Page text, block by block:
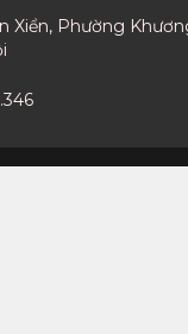
Xiển, Phường